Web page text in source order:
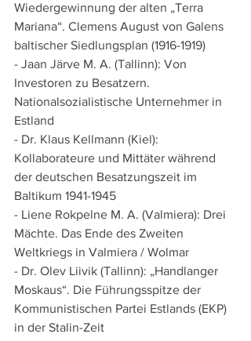
Wiedergewinnung der alten „Terra
Mariana“. Clemens August von Galens
baltischer Siedlungsplan (1916-1919)
- Jaan Järve M. A. (Tallinn): Von
Investoren zu Besatzern.
Nationalsozialistische Unternehmer in
Estland
- Dr. Klaus Kellmann (Kiel):
Kollaborateure und Mittäter während
der deutschen Besatzungszeit im
Baltikum 1941-1945
- Liene Rokpelne M. A. (Valmiera): Drei
Mächte. Das Ende des Zweiten
Weltkriegs in Valmiera / Wolmar
- Dr. Olev Liivik (Tallinn): „Handlanger
Moskaus“. Die Führungsspitze der
Kommunistischen Partei Estlands (EKP)
in der Stalin-Zeit